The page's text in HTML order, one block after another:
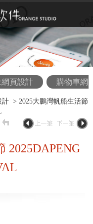
頁設計 購物車網
計 > 2025大鵬灣帆船生活節
2025DAPENG